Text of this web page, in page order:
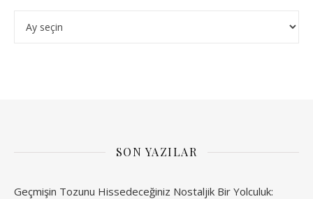
SON YAZILAR
Geçmişin Tozunu Hissedeceğiniz Nostaljik Bir Yolculuk: